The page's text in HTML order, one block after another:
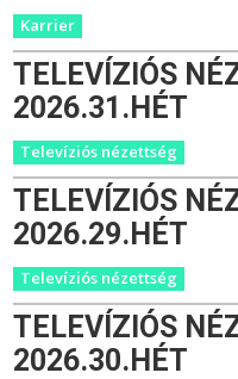
Karrier
TELEVÍZIÓS
2026.31.HÉT
Televíziós nézettség
TELEVÍZIÓS
2026.29.HÉT
Televíziós nézettség
TELEVÍZIÓS
2026.30.HÉT